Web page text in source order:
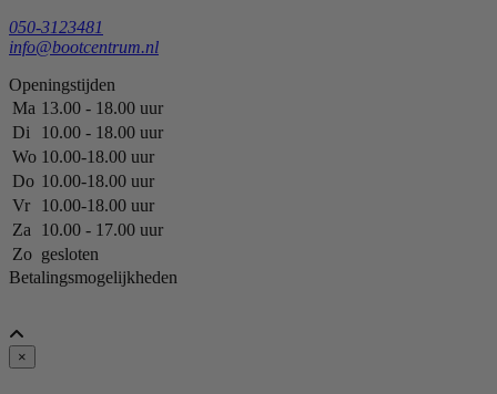
050-3123481
info@bootcentrum.nl
Openingstijden
Ma 13.00 - 18.00 uur
Di
10.00 - 18.00 uur
Wo 10.00-18.00 uur
Do 10.00-18.00 uur
Vr
10.00-18.00 uur
Za
10.00 - 17.00 uur
Zo gesloten
Betalingsmogelijkheden
×